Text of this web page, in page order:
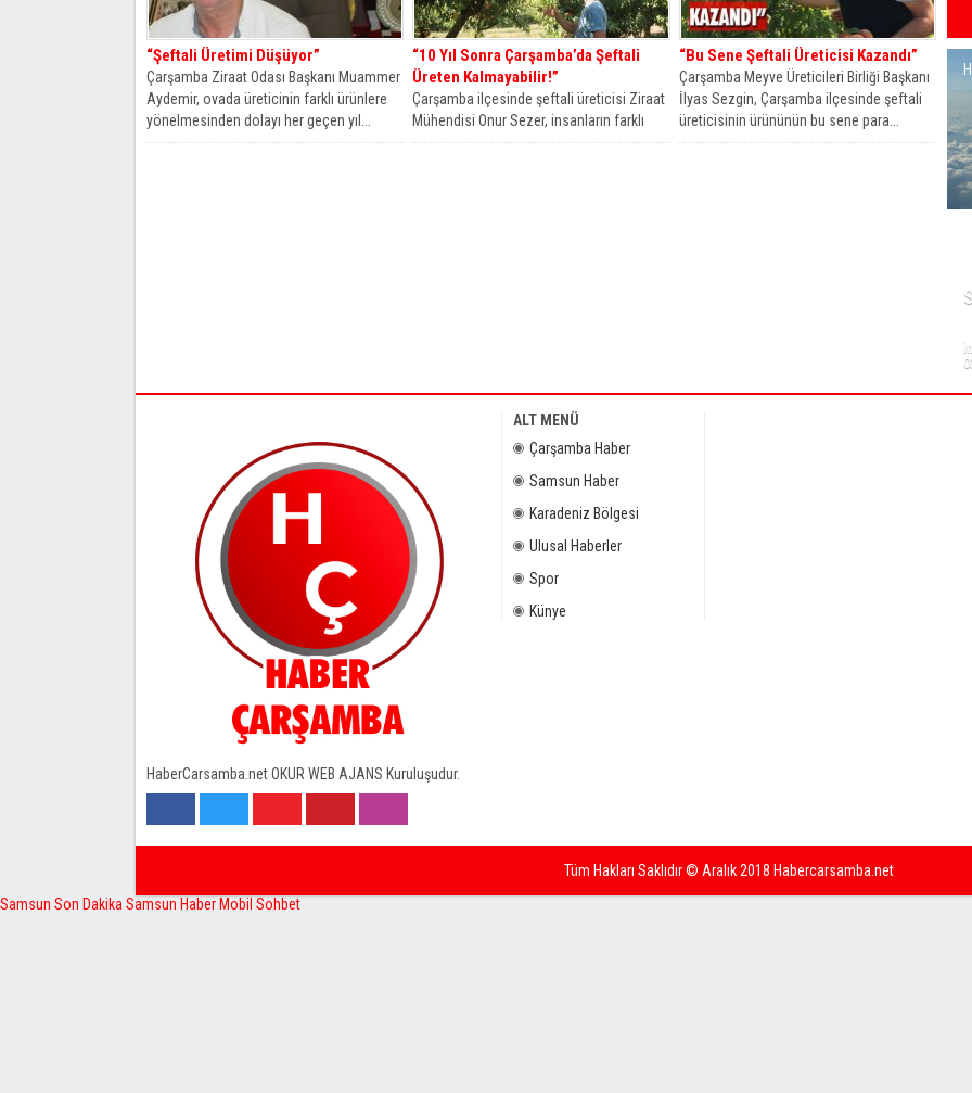
“Şeftali Üretimi Düşüyor”
Çarşamba Ziraat Odası Başkanı Muammer
Aydemir, ovada üreticinin farklı ürünlere
yönelmesinden dolayı her geçen yıl...
“10 Yıl Sonra Çarşamba’da Şeftali
Üreten Kalmayabilir!”
Çarşamba ilçesinde şeftali üreticisi Ziraat
Mühendisi Onur Sezer, insanların farklı
ürünlere yönelmesi nedeniyle Çarşamba
“Bu Sene Şeftali Üreticisi Kazandı”
Çarşamba Meyve Üreticileri Birliği Başkanı
İlyas Sezgin, Çarşamba ilçesinde şeftali
üreticisinin ürününün bu sene para...
HaberCarsamba.net OKUR WEB AJANS Kuruluşudur.
ALT MENÜ
Çarşamba Haber
Samsun Haber
Karadeniz Bölgesi
Ulusal Haberler
Spor
Künye
Tüm Hakları Saklıdır © Aralık 2018 Habercarsamba.net
Samsun Son Dakika Samsun Haber Mobil Sohbet